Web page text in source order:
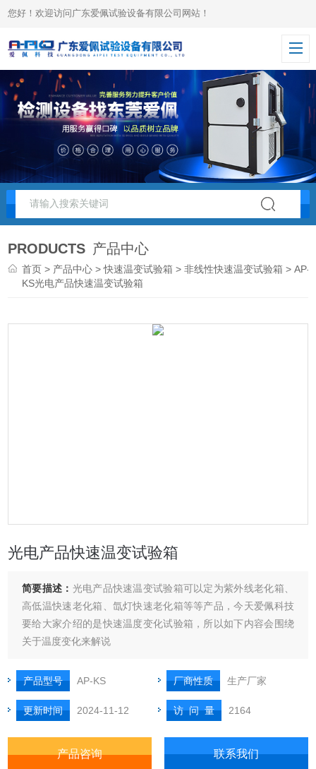
您好！欢迎访问广东爱佩试验设备有限公司网站！
PRODUCTS 产品中心
首页 > 产品中心 >快速温变试验箱 >非线性快速温变试验箱 > AP-
KS光电产品快速温变试验箱
光电产品快速温变试验箱
简要描述： 光电产品快速温变试验箱可以定为紫外线老化箱、
高低温快速老化箱、氙灯快速老化箱等等产品，今天爱佩科技
要给大家介绍的是快速温度变化试验箱，所以如下内容会围绕
关于温度变化来解说
产品型号 AP-KS 厂商性质 生产厂家
更新时间 2024-11-12 访 问 量 2164
产品咨询 联系我们